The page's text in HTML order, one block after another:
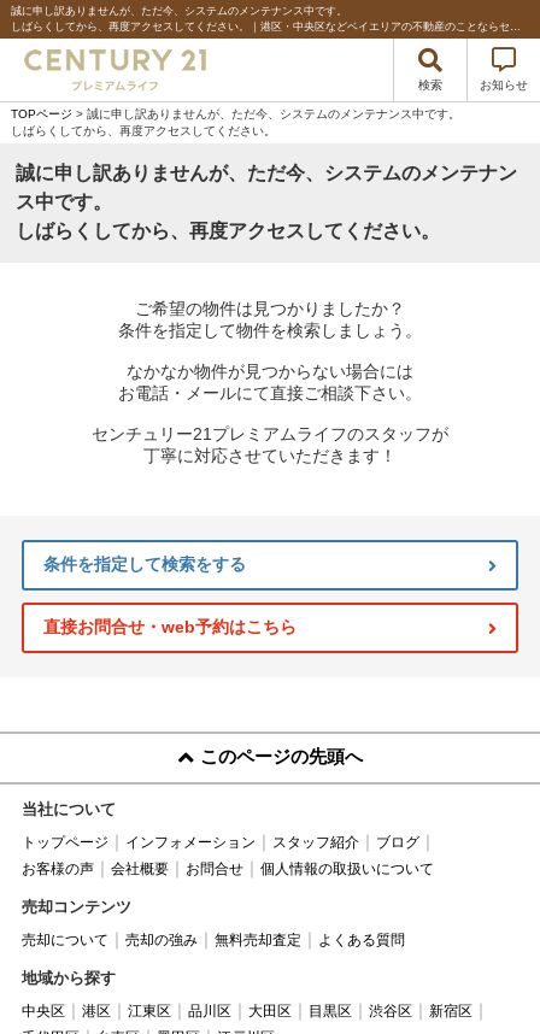
誠に申し訳ありませんが、ただ今、システムのメンテナンス中です。
しばらくしてから、再度アクセスしてください。｜港区・中央区などベイエリアの不動産のことならセンチュリー21プレミアムライフ
検索 お知らせ
TOPページ > 誠に申し訳ありませんが、ただ今、システムのメンテナンス中です。
しばらくしてから、再度アクセスしてください。
誠に申し訳ありませんが、ただ今、システムのメンテナン
ス中です。
しばらくしてから、再度アクセスしてください。
ご希望の物件は見つかりましたか？
条件を指定して物件を検索しましょう。
なかなか物件が見つからない場合には
お電話・メールにて直接ご相談下さい。
センチュリー21プレミアムライフのスタッフが
丁寧に対応させていただきます！
条件を指定して検索をする
直接お問合せ・web予約はこちら
このページの先頭へ
当社について
トップページ インフォメーション スタッフ紹介
ブログ
お客様の声
会社概要 お問合せ 個人情報の取扱いについて
売却コンテンツ
売却について 売却の強み 無料売却査定 よくある質問
地域から探す
中央区 港区 江東区 品川区 大田区 目黒区 渋谷区
新宿区